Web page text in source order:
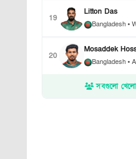
19
Litton Das
Bangladesh •
20
Mosaddek
Bangladesh •
সবগুলো